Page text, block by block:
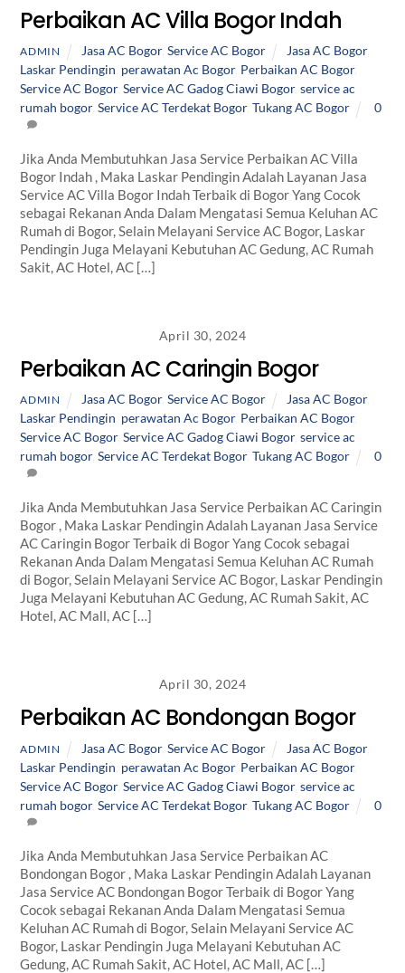
Perbaikan AC Villa Bogor Indah
ADMIN Jasa AC Bogor, Service AC Bogor Jasa AC Bogor,
Laskar Pendingin perawatan Ac Bogor, Perbaikan AC Bogor,
Service AC Bogor,Service AC Gadog Ciawi Bogor,service ac
rumah bogor,Service AC Terdekat Bogor,Tukang AC Bogor 0
Jika Anda Membutuhkan Jasa Service Perbaikan AC Villa
Bogor Indah , Maka Laskar Pendingin Adalah Layanan Jasa
Service AC Villa Bogor Indah Terbaik di Bogor Yang Cocok
sebagai Rekanan Anda Dalam Mengatasi Semua Keluhan AC
Rumah di Bogor, Selain Melayani Service AC Bogor, Laskar
Pendingin Juga Melayani Kebutuhan AC Gedung, AC Rumah
Sakit, AC Hotel, AC […]
April 30, 2024
Perbaikan AC Caringin Bogor
ADMIN Jasa AC Bogor, Service AC Bogor Jasa AC Bogor,
Laskar Pendingin perawatan Ac Bogor, Perbaikan AC Bogor,
Service AC Bogor,Service AC Gadog Ciawi Bogor,service ac
rumah bogor,Service AC Terdekat Bogor,Tukang AC Bogor 0
Jika Anda Membutuhkan Jasa Service Perbaikan AC Caringin
Bogor , Maka Laskar Pendingin Adalah Layanan Jasa Service
AC Caringin Bogor Terbaik di Bogor Yang Cocok sebagai
Rekanan Anda Dalam Mengatasi Semua Keluhan AC Rumah
di Bogor, Selain Melayani Service AC Bogor, Laskar Pendingin
Juga Melayani Kebutuhan AC Gedung, AC Rumah Sakit, AC
Hotel, AC Mall, AC […]
April 30, 2024
Perbaikan AC Bondongan Bogor
ADMIN Jasa AC Bogor, Service AC Bogor Jasa AC Bogor,
Laskar Pendingin perawatan Ac Bogor, Perbaikan AC Bogor,
Service AC Bogor,Service AC Gadog Ciawi Bogor,service ac
rumah bogor,Service AC Terdekat Bogor,Tukang AC Bogor 0
Jika Anda Membutuhkan Jasa Service Perbaikan AC
Bondongan Bogor , Maka Laskar Pendingin Adalah Layanan
Jasa Service AC Bondongan Bogor Terbaik di Bogor Yang
Cocok sebagai Rekanan Anda Dalam Mengatasi Semua
Keluhan AC Rumah di Bogor, Selain Melayani Service AC
Bogor, Laskar Pendingin Juga Melayani Kebutuhan AC
Gedung, AC Rumah Sakit, AC Hotel, AC Mall, AC […]